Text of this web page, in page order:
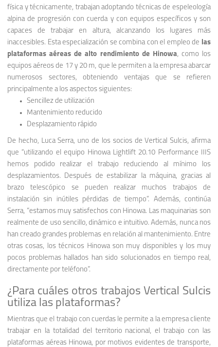
física y técnicamente, trabajan adoptando técnicas de espeleología
alpina de progresión con cuerda y con equipos específicos y son
capaces de trabajar en altura, alcanzando los lugares más
inaccesibles. Esta especialización se combina con el empleo de las
plataformas aéreas de alto rendimiento de Hinowa, como los
equipos aéreos de 17 y 20 m, que le permiten a la empresa abarcar
numerosos sectores, obteniendo ventajas que se refieren
principalmente a los aspectos siguientes:
Sencillez de utilización
Mantenimiento reducido
Desplazamiento rápido
De hecho, Luca Serra, uno de los socios de Vertical Sulcis, afirma
que “utilizando el equipo Hinowa Lightlift 20.10 Performance IIIS
hemos podido realizar el trabajo reduciendo al mínimo los
desplazamientos. Después de estabilizar la máquina, gracias al
brazo telescópico se pueden realizar muchos trabajos de
instalación sin inútiles pérdidas de tiempo”. Además, continúa
Serra, “estamos muy satisfechos con Hinowa. Las maquinarias son
realmente de uso sencillo, dinámico e intuitivo. Además, nunca nos
han creado grandes problemas en relación al mantenimiento. Entre
otras cosas, los técnicos Hinowa son muy disponibles y los muy
pocos problemas hallados han sido solucionados en tiempo real,
directamente por teléfono”.
¿Para cuáles otros trabajos Vertical Sulcis
utiliza las plataformas?
Mientras que el trabajo con cuerdas le permite a la empresa cliente
trabajar en la totalidad del territorio nacional, el trabajo con las
plataformas aéreas Hinowa, por motivos evidentes de transporte,